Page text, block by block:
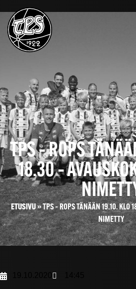
TPS – ROPS
18.30 –
ETUSIVU»TPS – ROPS TÄNÄÄN 19.10. KLO
NIMETTY